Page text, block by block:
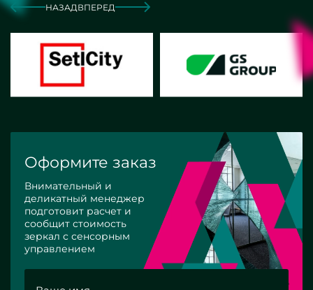
НАЗАД ВПЕРЕД
Оформите заказ
Внимательный и
деликатный менеджер
подготовит расчет и
сообщит стоимость
зеркал с сенсорным
управлением